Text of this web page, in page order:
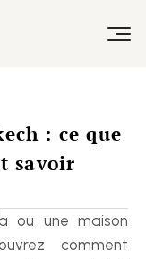
: ce que
savoir
ou une maison
comment